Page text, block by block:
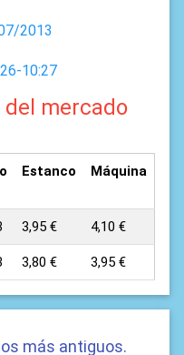
2013
10:27
mercado
Estanco Máquina
3,95 € 4,10 €
3,80 € 3,95 €
más antiguos.